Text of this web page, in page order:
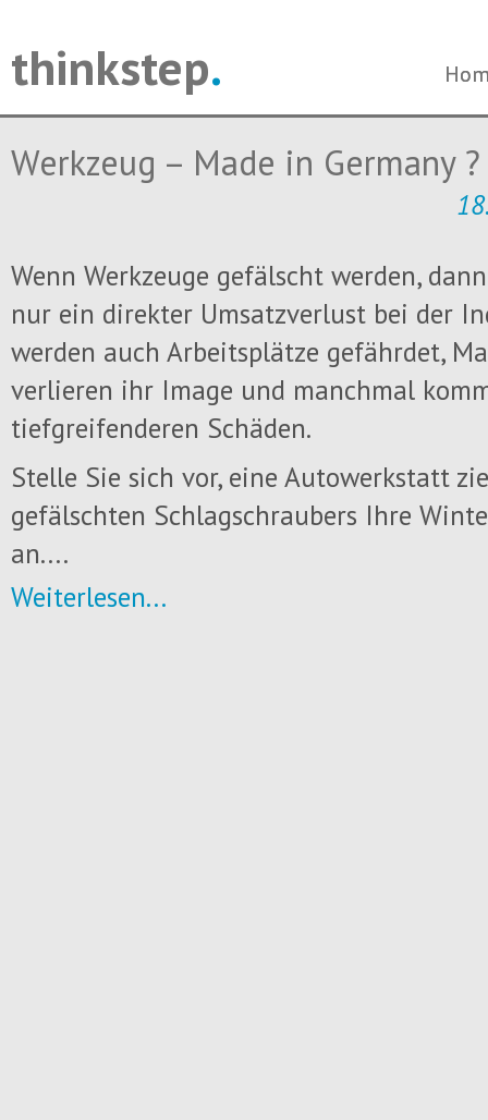
thinkstep.
Werkzeug – Made in Germany ?
Wenn Werkzeuge gefälscht werden,
nur ein direkter Umsatzverlust bei der
werden auch Arbeitsplätze gefährdet,
verlieren ihr Image und manchmal
tiefgreifenderen Schäden.
Stelle Sie sich vor, eine Autowerkstatt
gefälschten Schlagschraubers Ihre
an....
Weiterlesen...